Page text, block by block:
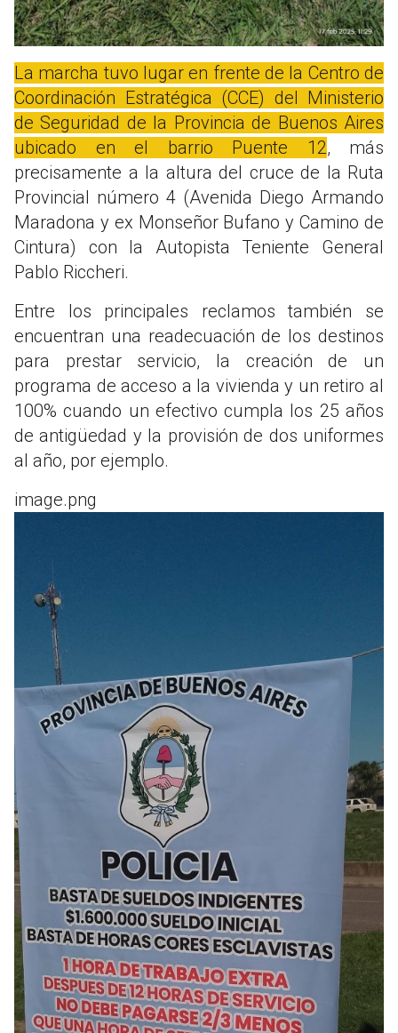
La marcha tuvo lugar en frente de la Centro de
Coordinación Estratégica (CCE) del Ministerio
de Seguridad de la Provincia de Buenos Aires
ubicado en el barrio Puente 12, más
precisamente a la altura del cruce de la Ruta
Provincial número 4 (Avenida Diego Armando
Maradona y ex Monseñor Bufano y Camino de
Cintura) con la Autopista Teniente General
Pablo Riccheri.
Entre los principales reclamos también se
encuentran una readecuación de los destinos
para prestar servicio, la creación de un
programa de acceso a la vivienda y un retiro al
100% cuando un efectivo cumpla los 25 años
de antigüedad y la provisión de dos uniformes
al año, por ejemplo.
image.png